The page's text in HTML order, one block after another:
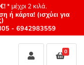
* μέχρι 2 κιλά.
ή κάρτα! (ισχύει για
- 6942983559
0